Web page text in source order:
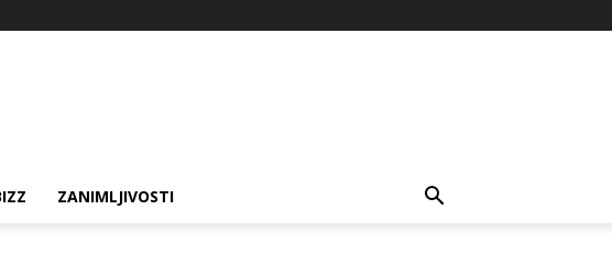
ZANIMLJIVOSTI